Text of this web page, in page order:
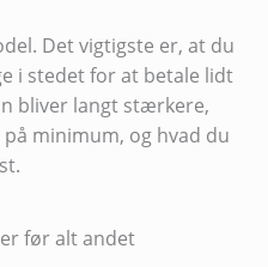
Det vigtigste er, at du
i stedet for at betale lidt
bliver langt stærkere,
minimum, og hvad du
før alt andet